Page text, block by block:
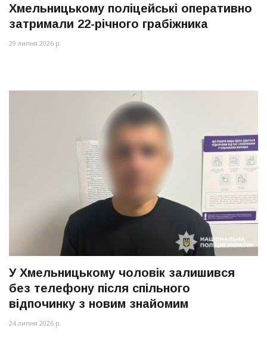
Хмельницькому поліцейські оперативно
затримали 22-річного грабіжника
29 липня 2026 р.
У Хмельницькому чоловік залишився
без телефону після спільного
відпочинку з новим знайомим
24 липня 2026 р.